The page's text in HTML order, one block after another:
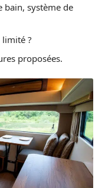
bain, système de
?
proposées.